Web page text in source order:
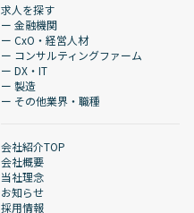
求人を探す
ー 金融機関
ー CxO・経営人材
ー コンサルティングファーム
ー DX・IT
ー 製造
ー その他業界・職種
会社紹介TOP
会社概要
当社理念
お知らせ
採用情報